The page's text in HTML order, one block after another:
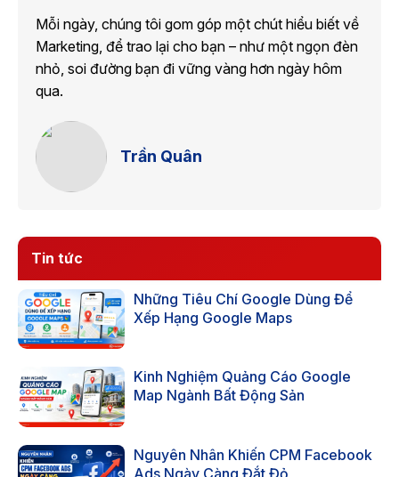
Mỗi ngày, chúng tôi gom góp một chút hiểu biết về
Marketing, để trao lại cho bạn – như một ngọn đèn
nhỏ, soi đường bạn đi vững vàng hơn ngày hôm
qua.
Trần Quân
Tin tức
Những Tiêu Chí Google Dùng Để
Xếp Hạng Google Maps
Kinh Nghiệm Quảng Cáo Google
Map Ngành Bất Động Sản
Nguyên Nhân Khiến CPM Facebook
Ads Ngày Càng Đắt Đỏ